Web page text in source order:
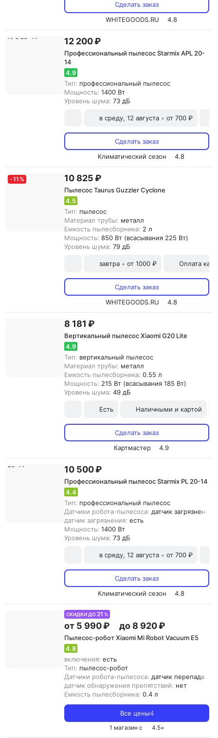
Сделать заказ
WHITEGOODS.RU
4.8
12 200 ₽
Профессиональный пылесос Starmix APL 20-
14
4.9
Тип: профессиональный пылесос
Мощность: 1400 Вт
Уровень шума: 73 дБ
в среду, 12 августа • от 700 ₽
Сделать заказ
Климатический сезон
4.8
-11 % 10 825 ₽
Пылесос Taurus Guzzler Cyclone
4.5
Тип: пылесос
Материал трубы: металл
Емкость пылесборника: 2 л
Мощность: 850 Вт (всасывания 225 Вт)
Уровень шума: 79 дБ
завтра • от 1000 ₽ Оплата
Сделать заказ
WHITEGOODS.RU
4.8
8 181 ₽
Вертикальный пылесос Xiaomi G20 Lite
4.9
Тип: вертикальный пылесос
Материал трубы: металл
Емкость пылесборника: 0.55 л
Мощность: 215 Вт (всасывания 185 Вт)
Уровень шума: 49 дБ
Есть Наличными и картой
Сделать заказ
Картмастер
4.9
10 500 ₽
Профессиональный пылесос Starmix PL 20-14
4.4
Тип: профессиональный пылесос
Датчики робота-пылесоса: датчик загрязнения
датчик загрязнения: есть
Мощность: 1400 Вт
Уровень шума: 73 дБ
в среду, 12 августа • от 700 ₽
Сделать заказ
Климатический сезон
4.8
СКИДКИ ДО21 %
от 5 990 ₽ до 8 920 ₽
Пылесос-робот Xiaomi Mi Robot Vacuum E5
4.8
включения: есть
Тип: пылесос-робот
Датчики робота-пылесоса: датчик перепада
датчик обнаружения препятствий: нет
Емкость пылесборника: 0.4 л
Все цены4
1 магазин с 4.5+